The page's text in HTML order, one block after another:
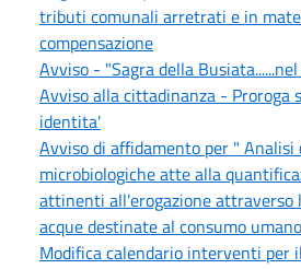
tributi comunali arretrati e in
compensazione
Avviso - "Sagra della
Avviso alla cittadinanza - Proroga
identita'
Avviso di affidamento per " Analisi
microbiologiche atte alla
attinenti all'erogazione attraverso
acque destinate al consumo
Modifica calendario interventi per